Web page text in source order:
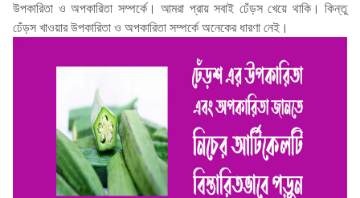
উপকারিতা ও অপকারিতা সম্পর্কে। আমরা প্রায় সবাই ঢেঁড়স খেয়ে থাকি। কিন্তু
ঢেঁড়স খাওয়ার উপকারিতা ও অপকারিতা সম্পর্কে অনেকের ধারণা নেই।